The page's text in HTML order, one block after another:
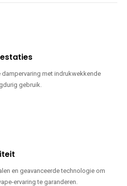
dampervaring met indrukwekkende
gebruik.
en geavanceerde technologie om
ervaring te garanderen.